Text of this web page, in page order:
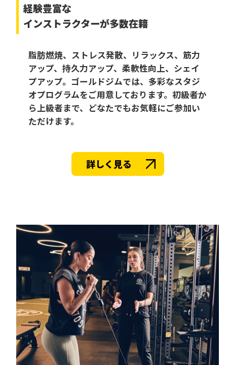
経験豊富な
インストラクターが多数在籍
脂肪燃焼、ストレス発散、リラックス、筋力
アップ、持久力アップ、柔軟性向上、シェイ
プアップ。ゴールドジムでは、多彩なスタジ
オプログラムをご用意しております。初級者か
ら上級者まで、どなたでもお気軽にご参加い
ただけます。
詳しく見る